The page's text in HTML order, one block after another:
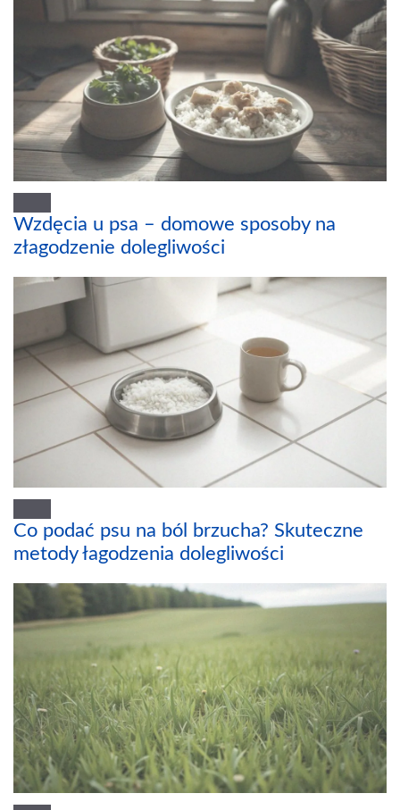
Wzdęcia u psa – domowe sposoby na
złagodzenie dolegliwości
Co podać psu na ból brzucha? Skuteczne
metody łagodzenia dolegliwości